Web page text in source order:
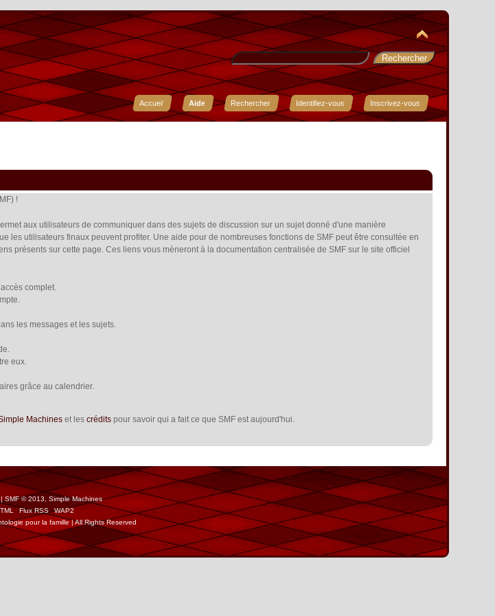
Accueil
Aide Rechercher Identifiez-vous Inscrivez-vous
!
aux utilisateurs de communiquer dans des sujets de discussion sur un sujet donné d'une manière
utilisateurs finaux peuvent profiter. Une aide pour de nombreuses fonctions de SMF peut être consultée en
présents sur cette page. Ces liens vous mèneront à la documentation centralisée de SMF sur le site officiel
complet.
les messages et les sujets.
eux.
grâce au calendrier.
Machineset les créditspour savoir qui a fait ce que SMF est aujourd'hui.
| SMF © 2013
Simple Machines
Flux RSS
WAP2
pour la famille | All Rights Reserved